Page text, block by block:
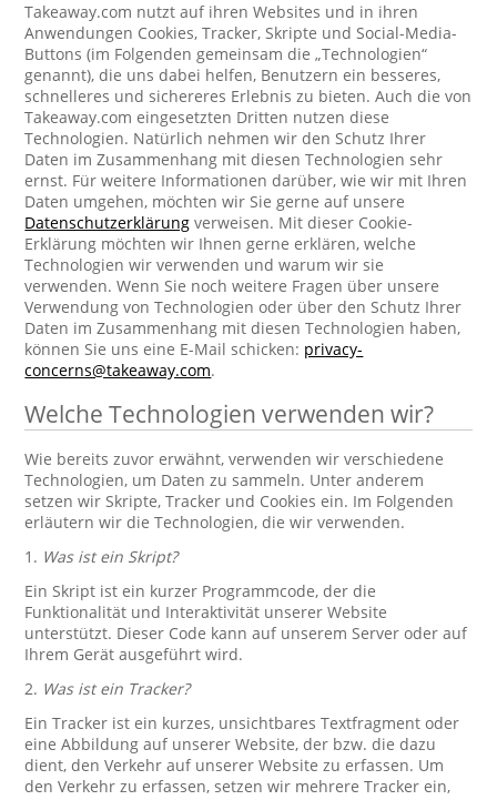
Takeaway.com nutzt auf ihren Websites und in ihren
Anwendungen Cookies, Tracker, Skripte und Social-Media-
Buttons (im Folgenden gemeinsam die „Technologien“
genannt), die uns dabei helfen, Benutzern ein besseres,
schnelleres und sichereres Erlebnis zu bieten. Auch die von
Takeaway.com eingesetzten Dritten nutzen diese
Technologien. Natürlich nehmen wir den Schutz Ihrer
Daten im Zusammenhang mit diesen Technologien sehr
ernst. Für weitere Informationen darüber, wie wir mit Ihren
Daten umgehen, möchten wir Sie gerne auf unsere
Datenschutzerklärung verweisen. Mit dieser Cookie-
Erklärung möchten wir Ihnen gerne erklären, welche
Technologien wir verwenden und warum wir sie
verwenden. Wenn Sie noch weitere Fragen über unsere
Verwendung von Technologien oder über den Schutz Ihrer
Daten im Zusammenhang mit diesen Technologien haben,
können Sie uns eine E-Mail schicken: privacy-
concerns@takeaway.com.
Welche Technologien verwenden wir?
Wie bereits zuvor erwähnt, verwenden wir verschiedene
Technologien, um Daten zu sammeln. Unter anderem
setzen wir Skripte, Tracker und Cookies ein. Im Folgenden
erläutern wir die Technologien, die wir verwenden.
1. Was ist ein Skript?
Ein Skript ist ein kurzer Programmcode, der die
Funktionalität und Interaktivität unserer Website
unterstützt. Dieser Code kann auf unserem Server oder auf
Ihrem Gerät ausgeführt wird.
2. Was ist ein Tracker?
Ein Tracker ist ein kurzes, unsichtbares Textfragment oder
eine Abbildung auf unserer Website, der bzw. die dazu
dient, den Verkehr auf unserer Website zu erfassen. Um
den Verkehr zu erfassen, setzen wir mehrere Tracker ein,